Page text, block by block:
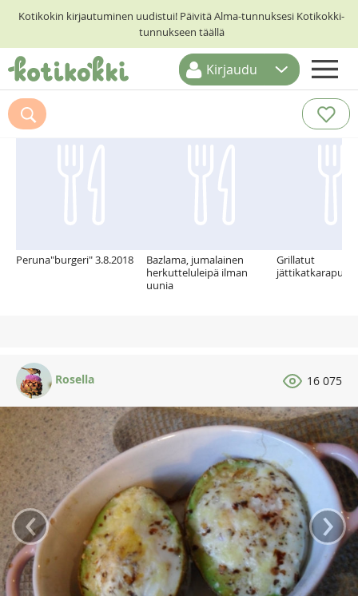
Kotikokin kirjautuminen uudistui! Päivitä Alma-tunnuksesi Kotikokki-
tunnukseen täällä
ETUSIVU
RESEPTIHAKU
Kirjaudu
Suosittelemme myös
Peruna"burgeri" 3.8.2018
Bazlama, jumalainen
herkutteluleipä ilman
uunia
Grillatut
Rosella 16 075
‹ ›